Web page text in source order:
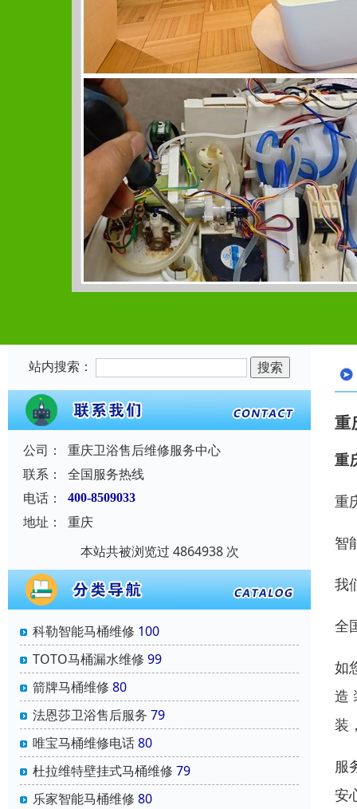
站内搜索：
公司：
重庆卫浴售后维修服务中心
联系：
全国服务热线
电话：
400-8509033
地址：
重庆
本站共被浏览过 4864938 次
科勒智能马桶维修 100
TOTO马桶漏水维修 99
箭牌马桶维修 80
法恩莎卫浴售后服务 79
唯宝马桶维修电话80
杜拉维特壁挂式马桶维修 79
乐家智能马桶维修 80
重
重
重
智
我
全
如
造
装
服
安